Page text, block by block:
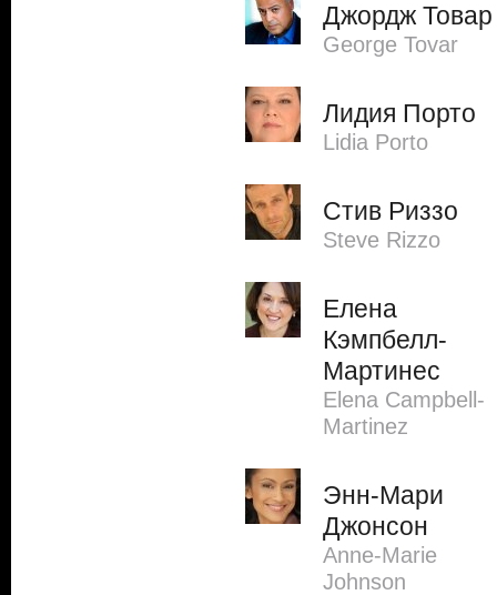
Джордж Товар
George Tovar
Лидия Порто
Lidia Porto
Стив Риззо
Steve Rizzo
Елена
Кэмпбелл-
Мартинес
Elena Campbell-
Martinez
Энн-Мари
Джонсон
Anne-Marie
Johnson